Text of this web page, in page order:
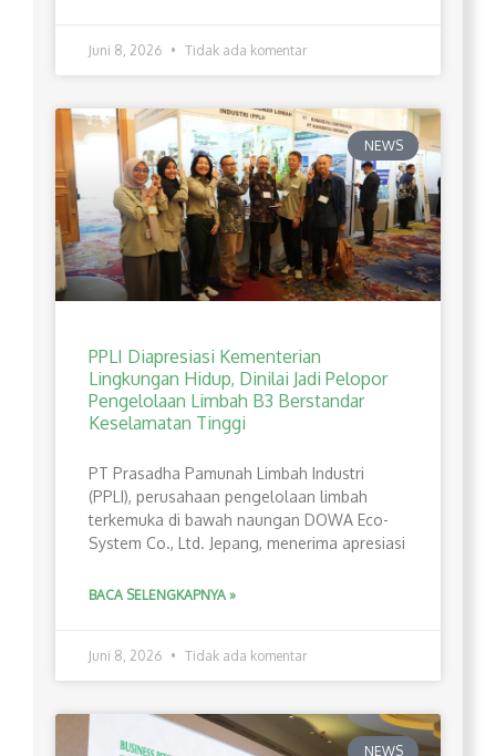
Juni 8, 2026 Tidak ada komentar
NEWS
PPLI Diapresiasi Kementerian
Lingkungan Hidup, Dinilai Jadi Pelopor
Pengelolaan Limbah B3 Berstandar
Keselamatan Tinggi
PT Prasadha Pamunah Limbah Industri
(PPLI), perusahaan pengelolaan limbah
terkemuka di bawah naungan DOWA Eco-
System Co., Ltd. Jepang, menerima apresiasi
BACA SELENGKAPNYA »
Juni 8, 2026 Tidak ada komentar
NEWS